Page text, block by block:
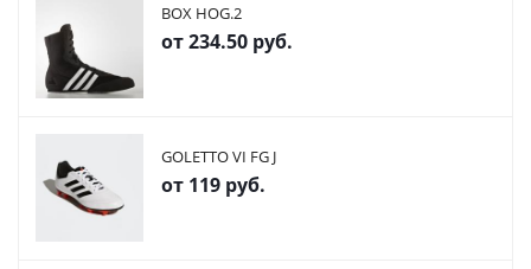
BOX HOG.2
от234.50 руб.
GOLETTO VI FG J
от 119 руб.